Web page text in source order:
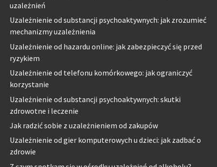
uzależnień
Uzależnienie od substancji psychoaktywnych: jak zrozumieć
mechanizmy uzależnienia
Uzależnienie od hazardu online: jak zabezpieczyć się przed
ryzykiem
Uzależnienie od telefonu komórkowego: jak ograniczyć
korzystanie
Uzależnienie od substancji psychoaktywnych: skutki
zdrowotne i leczenie
Jak radzić sobie z uzależnieniem od zakupów
Uzależnienie od gier komputerowych u dzieci: jak zadbać o
zdrowie